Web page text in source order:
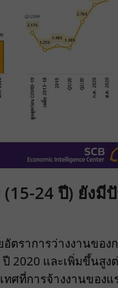
24 ปี) ยังมี
ตราการว่างงานของ
2020 และเพิ่มขึ้นสูง
ศที่การจ้างงานของ